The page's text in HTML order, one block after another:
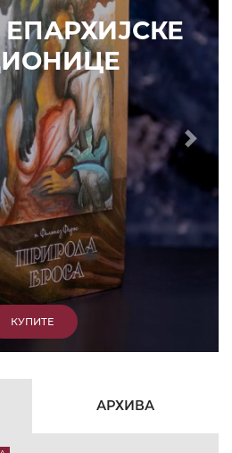
КУПИТЕ
Кратак одговор Жељку
а уствари Епископу
Артемијева секта -
Г. Максим у посети
Долу и апелује на
сигурност за све